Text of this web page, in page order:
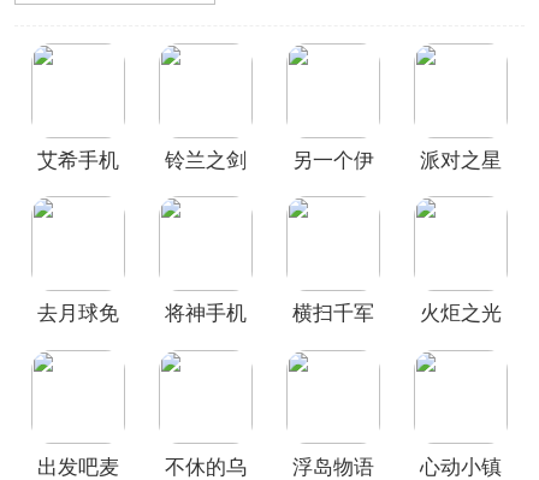
3322软件站整理了
心动游戏大全
，收录
休的乌拉拉等。无论你喜欢射击、沙
盒、生存还是社交玩法，都能在这里找
作，欢迎免费下载体验！
艾希手机
铃兰之剑
另一个伊
空的猫国
派对之星
去月球免
将神手机
横扫千军
火炬之光
官方正版
出发吧麦
不休的乌
浮岛物语
心动小镇